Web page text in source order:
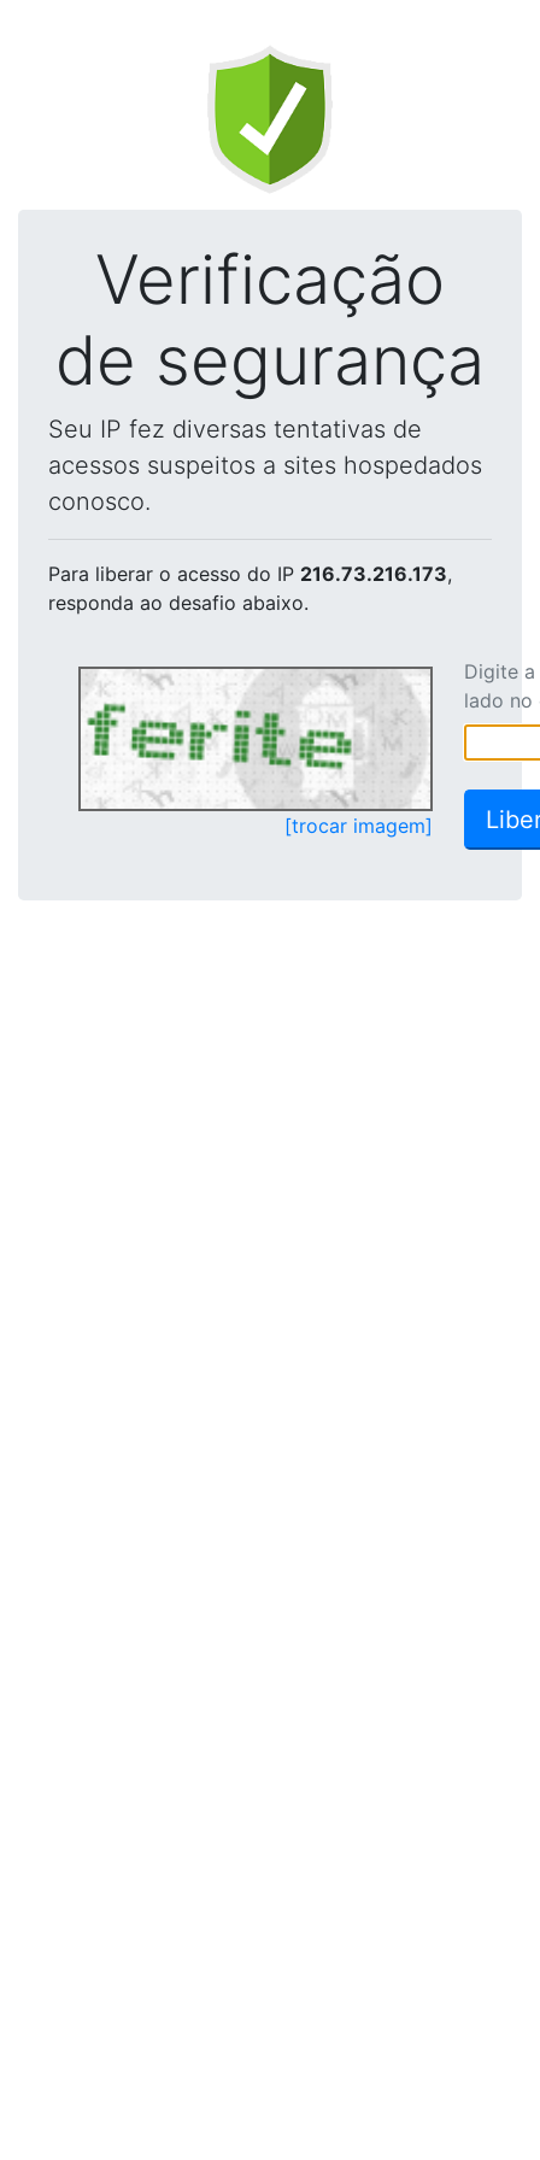
Verificação
de segurança
Seu IP fez diversas tentativas de
acessos suspeitos a sites hospedados
conosco.
Para liberar o acesso do IP 216.73.216.173,
responda ao desafio abaixo.
[trocar imagem]
Digite
lado no